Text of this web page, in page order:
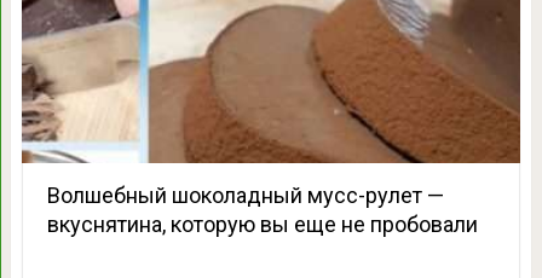
Волшебный шоколадный мусс-рулет —
вкуснятина, которую вы еще не пробовали